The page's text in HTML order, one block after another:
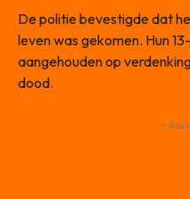
De politie bevestigde dat
leven was gekomen. Hun
aangehouden op
dood.
-